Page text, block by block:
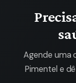
Agende uma
Pimentel e